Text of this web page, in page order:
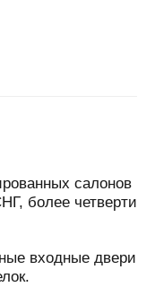
салонов
более четверти
входные двери